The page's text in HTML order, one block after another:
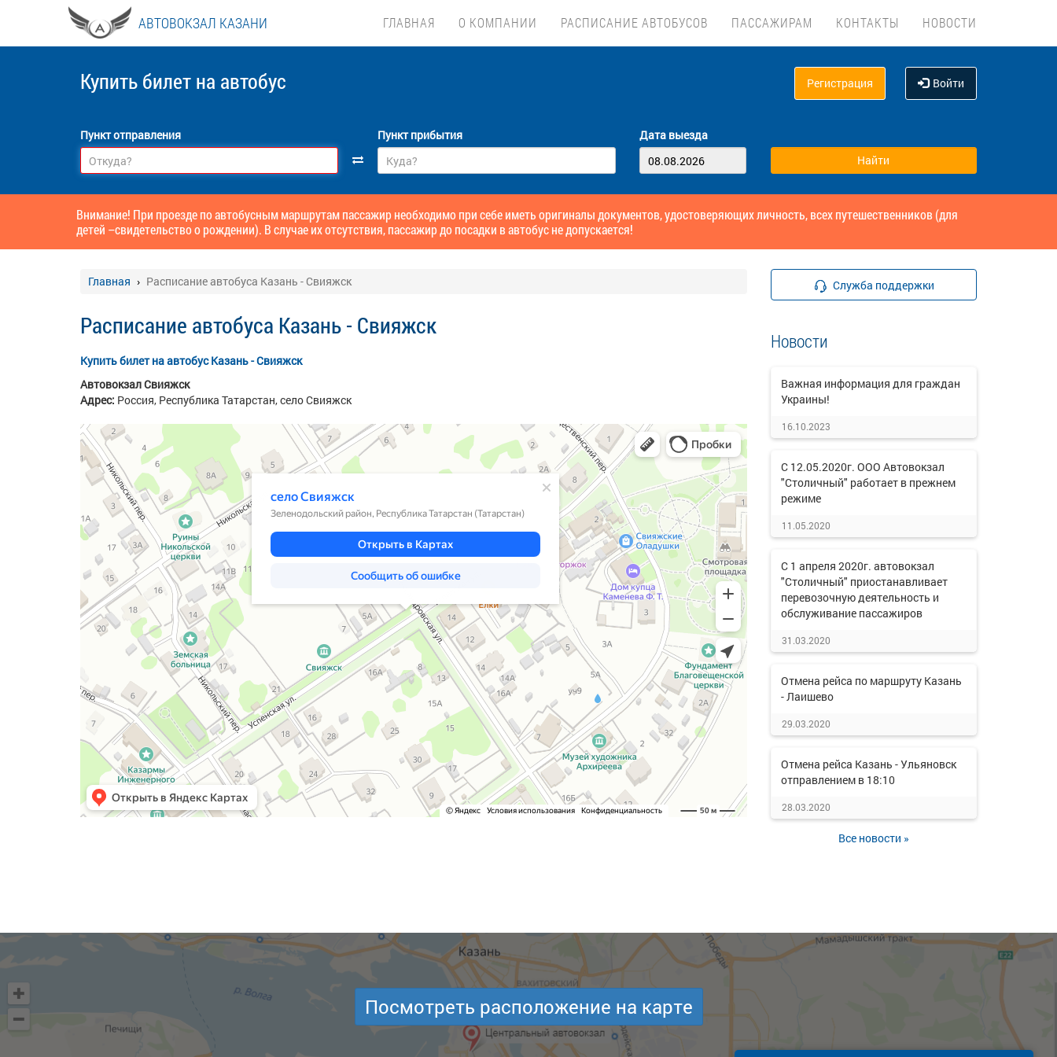
АВТОВОКЗАЛ КАЗАНИ ГЛАВНАЯ О КОМПАНИИ РАСПИСАНИЕ АВТОБУСОВ ПАССАЖИРАМ КОНТАКТЫ НОВОСТИ
Купить билет на автобус Регистрация Войти
Пункт отправления Пункт прибытия Дата выезда
Внимание! При проезде по автобусным маршрутам пассажир необходимо при себе иметь оригиналы документов, удостоверяющих личность, всех путешественников (для
детей –свидетельство о рождении). В случае их отсутствия, пассажир до посадки в автобус не допускается!
Главная Расписание автобуса Казань - Свияжск
Расписание автобуса Казань - Свияжск
Купить билет на автобус Казань - Свияжск
Автовокзал Свияжск
Адрес: Россия, Республика Татарстан,село Свияжск
Служба поддержки
Новости
Важная информация для граждан
Украины!
16.10.2023
С 12.05.2020г. ООО Автовокзал
"Столичный" работает в прежнем
режиме
11.05.2020
С 1 апреля 2020г. автовокзал
"Столичный" приостанавливает
перевозочную деятельность и
обслуживание пассажиров
31.03.2020
Отмена рейса по маршруту Казань
- Лаишево
29.03.2020
Отмена рейса Казань - Ульяновск
отправлением в 18:10
28.03.2020
Все новости »
Посмотреть расположение на карте